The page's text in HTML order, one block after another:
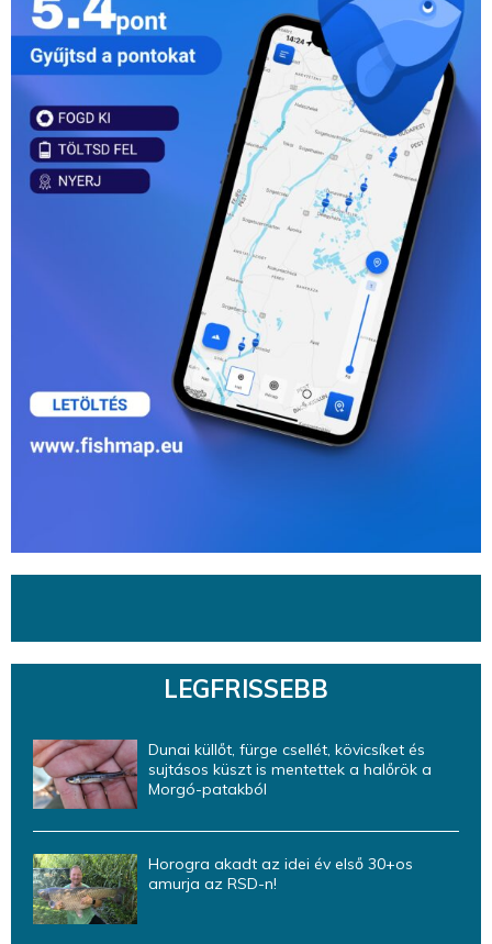
LEGFRISSEBB
Dunai küllőt, fürge csellét, kövicsíket és
sujtásos küszt is mentettek a halőrök a
Morgó-patakból
Horogra akadt az idei év első 30+os
amurja az RSD-n!